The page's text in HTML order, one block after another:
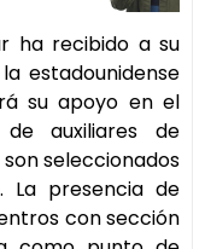
ha recibido a su
estadounidense
su apoyo en el
auxiliares de
seleccionados
La presencia de
con sección